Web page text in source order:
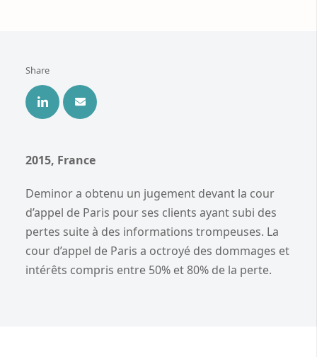
Share
2015, France
Deminor a obtenu un jugement devant la cour
d’appel de Paris pour ses clients ayant subi des
pertes suite à des informations trompeuses. La
cour d’appel de Paris a octroyé des dommages et
intérêts compris entre 50% et 80% de la perte.